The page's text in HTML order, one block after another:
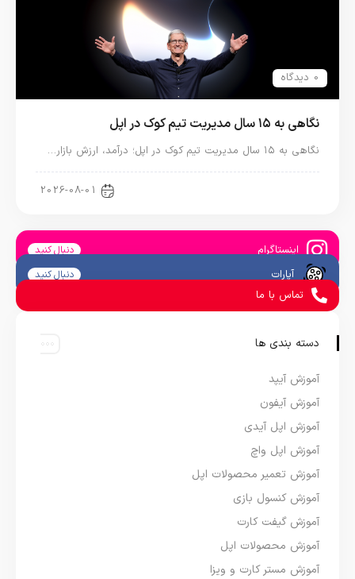
0 دیدگاه
نگاهی به ۱۵ سال مدیریت تیم کوک در اپل
نگاهی به ۱۵ سال مدیریت تیم کوک در اپل؛ درآمد، ارزش بازار…
2026-08-01
اینستاگرام دنبال کنید
آپارات دنبال کنید
تماس با ما
دسته بندی ها
آموزش آیپد
آموزش آیفون
آموزش اپل آیدی
آموزش اپل واچ
آموزش تعمیر محصولات اپل
آموزش کنسول بازی
آموزش گیفت کارت
آموزش محصولات اپل
آموزش مستر کارت و ویزا